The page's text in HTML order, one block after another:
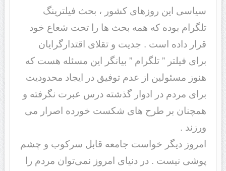
سیاسی این روزهای کشور ، بحث فیلترینگ
تلگرام بوده که همه بحث ها را تحت شعاع خود
قرار داده است . جدیت و تقلای اقتدارگرایان
برای فیلتر ” تلگرام ” بیانگر این مسئله هست که
هنوز مسئولین از عدم توفیق در ایجاد محدودیت
برای مردم در ادوار گذشته درس عبرت نگرفته و
همچنان بر طرح های شکست خورده اصرار می
ورزند .
امروز دیگر خواست جامعه قابل سرکوب و چشم
پوشی نیست . در دنیای امروز نمی‌توان مردم را